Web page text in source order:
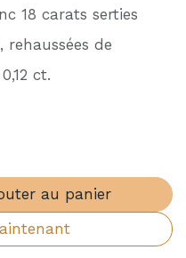
18 carats serties
de
ct.
au panier